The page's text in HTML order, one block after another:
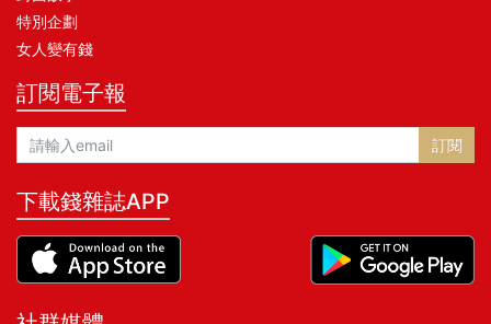
特別企劃
女人變有錢
訂閱電子報
訂閱
下載錢雜誌APP